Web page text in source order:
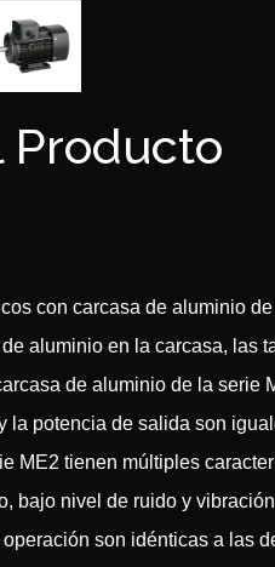
Producto
con carcasa de aluminio
aluminio en la carcasa, las
de aluminio de la
la potencia de salida son
ME2 tienen múltiples
bajo nivel de ruido y
son idénticas a las